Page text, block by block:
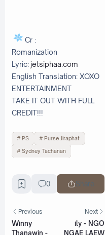
Cr :
Romanization
Lyric:jetsiphaa.com
English Translation: XOXO
ENTERTAINMENT
TAKE IT OUT WITH FULL
CREDIT!!!
PS Purse Jiraphat
Sydney Tachanan
0 Share
Previous
Winny
Thanawin -
Next
ily - NGO
NGAE LAEW